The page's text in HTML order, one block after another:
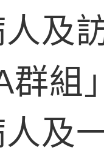
及
群組
及